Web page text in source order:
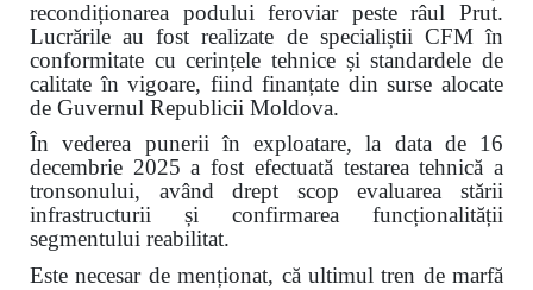
recondiționarea podului feroviar peste râul Prut.
Lucrările au fost realizate de specialiștii CFM în
conformitate cu cerințele tehnice și standardele de
calitate în vigoare, fiind finanțate din surse alocate
de Guvernul Republicii Moldova.
În vederea punerii în exploatare, la data de 16
decembrie 2025 a fost efectuată testarea tehnică a
tronsonului, având drept scop evaluarea stării
infrastructurii și confirmarea funcționalității
segmentului reabilitat.
Este necesar de menționat, că ultimul tren de marfă